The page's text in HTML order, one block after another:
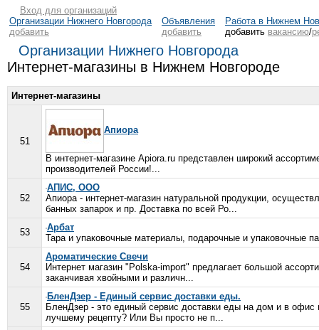
Вход для организаций
Организации Нижнего Новгорода
добавить
Объявления
добавить
Работа в Нижнем
добавить вакансию/
Организации Нижнего Новгорода
Интернет-магазины в Нижнем Новгороде
Интернет-магазины
51
Апиора
В интернет-магазине Apiora.ru представлен широкий
производителей России!...
52
АПИС, ООО
Апиора - интернет-магазин натуральной продукции,
банных запарок и пр. Доставка по всей Ро...
53
Арбат
Тара и упаковочные материалы, подарочные и упаковочные
54
Ароматические Cвечи
Интернет магазин "Polska-import" предлагает большой
заканчивая хвойными и различн...
55
БленДзер - Единый сервис доставки еды.
БленДзер - это единый сервис доставки еды на дом и в
лучшему рецепту? Или Вы просто не п...